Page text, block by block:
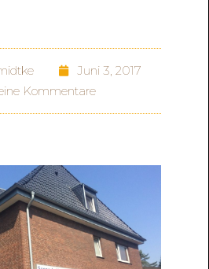
Juni 3, 2017
Kommentare